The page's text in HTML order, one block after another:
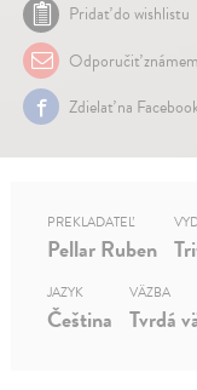
Pridať do wishlistu
Odporučiť
Zdielať na
PREKLADATEĽ
Pellar Ruben
JAZYK
Čeština
VÄZBA
Tvrdá